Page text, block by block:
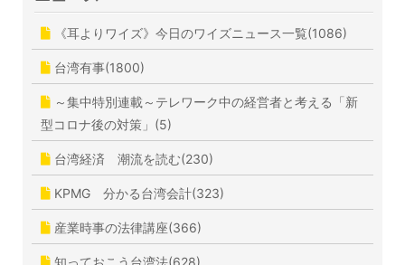
《耳よりワイズ》今日のワイズニュース一覧(1086)
台湾有事(1800)
～集中特別連載～テレワーク中の経営者と考える「新
型コロナ後の対策」(5)
台湾経済 潮流を読む(230)
KPMG 分かる台湾会計(323)
産業時事の法律講座(366)
知っておこう台湾法(628)